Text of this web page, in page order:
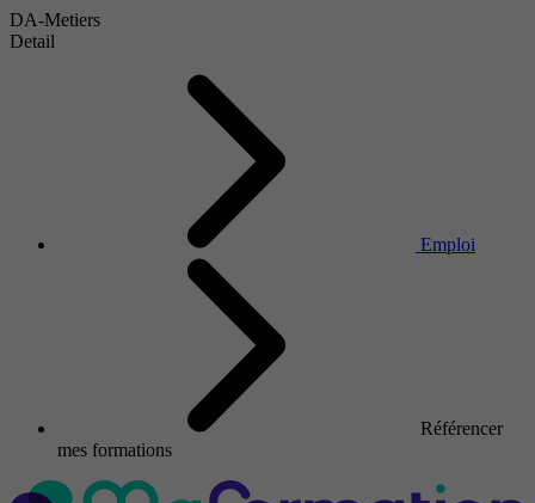
DA-Metiers
Detail
Emploi
Référencer
mes formations